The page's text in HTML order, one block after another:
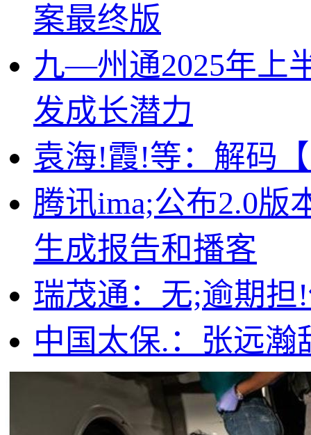
案最终版
九—州通2025年上
发成长潜力
袁海!霞!等：解码
腾讯ima;公布2.0版
生成报告和播客
瑞茂通：无;逾期担
中国太保.：张远瀚